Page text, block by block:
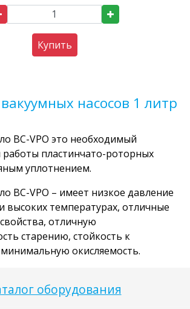
оборудования
Купить
насосов 1 литр
BC-VPO это необходимый
пластинчато-роторных
уплотнением.
BC-VPO – имеет низкое давление
высоких температурах, отличные
отличную
старению, стойкость к
окисляемость.